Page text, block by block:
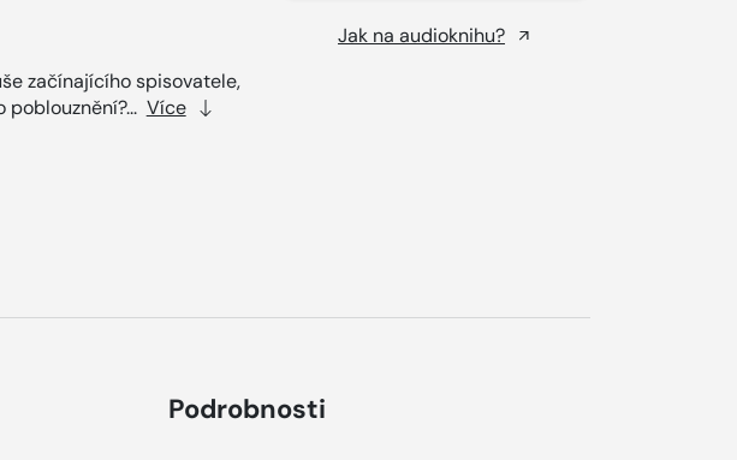
začínajícího spisovatele,
Více
Jak na audioknihu?
Podrobnosti